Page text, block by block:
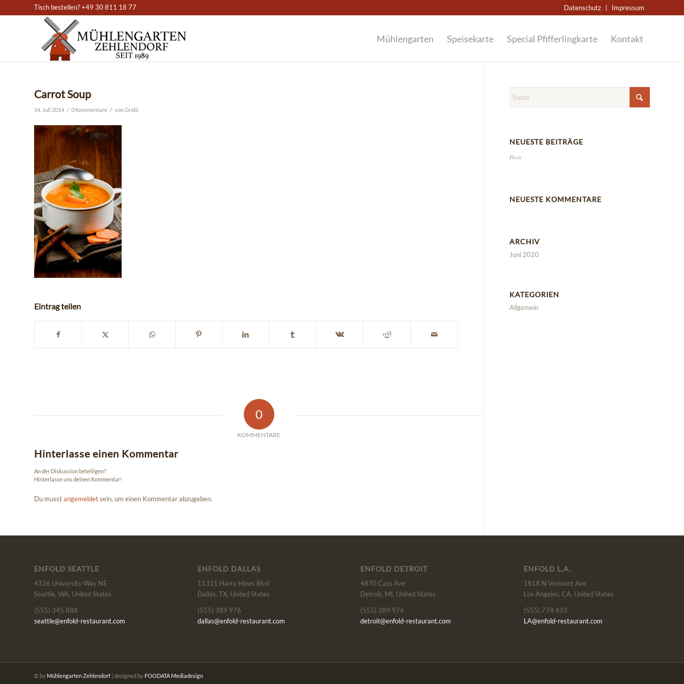
Datenschutz Impressum
Tisch bestellen? +49 30 811 18 77
Mühlengarten Speisekarte Special Pfifferlingkarte Kontakt
Carrot Soup
14. Juli 2014 / 0 Kommentare / vonGrobi
Eintrag teilen
0
KOMMENTARE
Hinterlasse einen Kommentar
An der Diskussion beteiligen?
Hinterlasse uns deinen Kommentar!
Du musstangemeldetsein, um einen Kommentar abzugeben.
NEUESTE BEITRÄGE
Pavic
NEUESTE KOMMENTARE
ARCHIV
Juni 2020
KATEGORIEN
Allgemein
ENFOLD SEATTLE
4326 University Way NE
Seattle, WA, United States
(555) 345 888
seattle@enfold-restaurant.com
ENFOLD DALLAS
11311 Harry Hines Blvd
Dallas, TX, United States
(555) 389 976
dallas@enfold-restaurant.com
ENFOLD DETROIT
4870 Cass Ave
Detroit, MI, United States
(555) 389 976
detroit@enfold-restaurant.com
ENFOLD L.A.
1818 N Vermont Ave
Los Angeles, CA, United States
(555) 774 433
LA@enfold-restaurant.com
© by Mühlengarten Zehlendorf | designed by FOODATA Mediadesign